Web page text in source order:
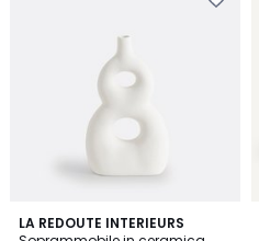
LA REDOUTE INTERIEURS
5